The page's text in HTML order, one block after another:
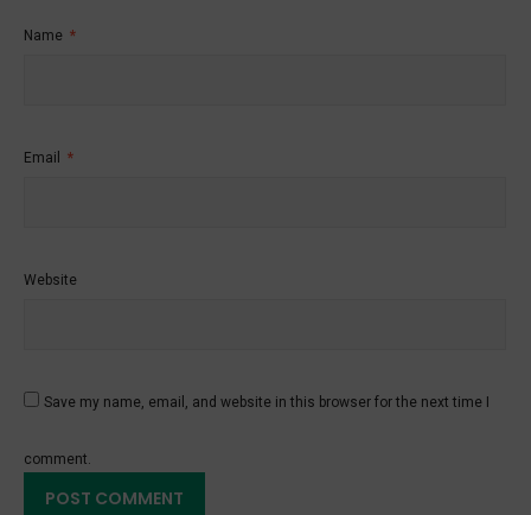
Name *
Email *
Website
Save my name, email, and website in this browser for the next time I
comment.